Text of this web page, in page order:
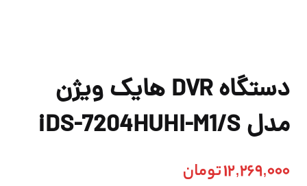
دستگاه DVR هایک ویژن
مدل iDS-7204HUHI-M1/S
12,269,000تومان